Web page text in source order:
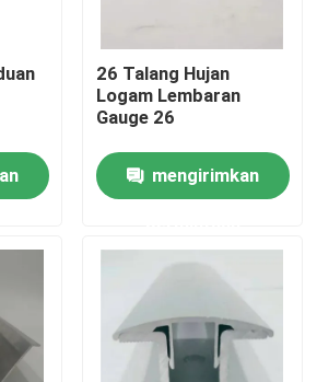
26 Talang Hujan
Logam Lembaran
Gauge 26
mengirimkan